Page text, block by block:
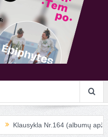
Klausykla Nr.164 (albumų apžvalga)